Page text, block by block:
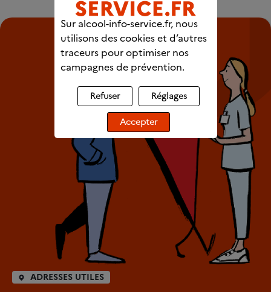
ADRESSES UTILES
Sur alcool-info-service.fr, nous
utilisons des cookies et d’autres
traceurs pour optimiser nos
campagnes de prévention.
Refuser Réglages
Accepter